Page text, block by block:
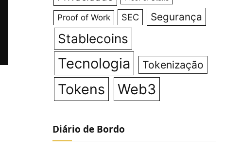
Proof of Work SEC Segurança
Stablecoins
Tecnologia Tokenização
Tokens Web3
Diário de Bordo